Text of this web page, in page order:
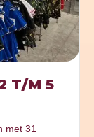
T/M 5
met 31